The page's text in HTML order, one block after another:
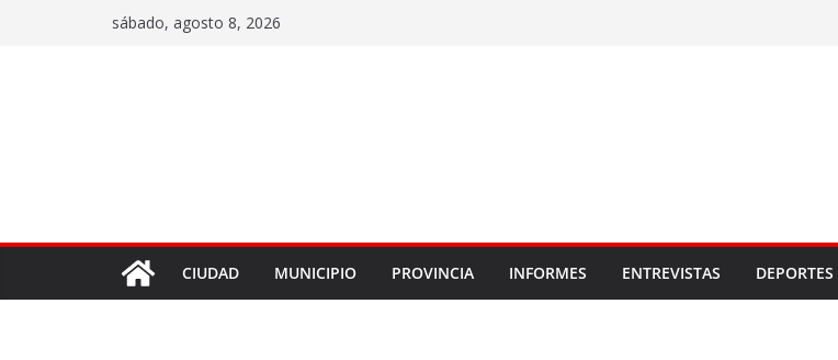
sábado, agosto 8, 2026
CIUDAD MUNICIPIO PROVINCIA INFORMES ENTREVISTAS DEPORTES